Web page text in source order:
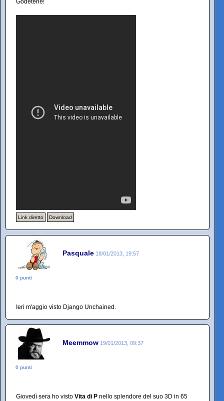
Godetene!
Link diretto Download
Pasquale 18/01/2013, 19:57
0 punti
Ieri m'aggio visto Django Unchained.
Meemmow 19/01/2013, 09:37
0 punti
Giovedì sera ho visto Vita di P nello splendore del suo 3D in 65